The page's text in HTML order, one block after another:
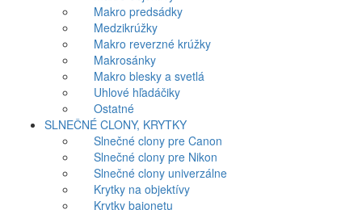
Makro predsádky
Medzikrúžky
Makro reverzné krúžky
Makrosánky
Makro blesky a svetlá
Uhlové hľadáčiky
Ostatné
SLNEČNÉ CLONY, KRYTKY
Slnečné clony pre Canon
Slnečné clony pre Nikon
Slnečné clony univerzálne
Krytky na objektívy
Krytky bajonetu